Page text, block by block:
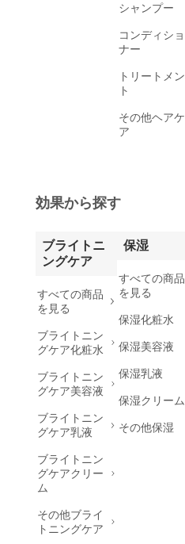
シャンプー
コンディショ
ナー
トリートメン
ト
その他ヘアケ
ア
効果から探す
ブライトニ
ングケア
すべての商品
を見る
ブライトニン
グケア化粧水
ブライトニン
グケア美容液
ブライトニン
グケア乳液
ブライトニン
グケアクリー
ム
その他ブライ
トニングケア
保湿
すべての商品
を見る
保湿化粧水
保湿美容液
保湿乳液
保湿クリーム
その他保湿